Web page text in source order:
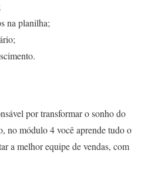
na planilha;
por transformar o sonho do
no módulo 4 você aprende tudo o
a melhor equipe de vendas, com